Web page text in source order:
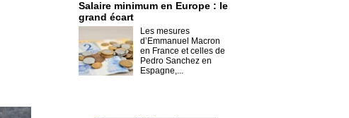
Salaire minimum en Europe : le
grand écart
Les mesures
d’Emmanuel Macron
en France et celles de
Pedro Sanchez en
Espagne,...